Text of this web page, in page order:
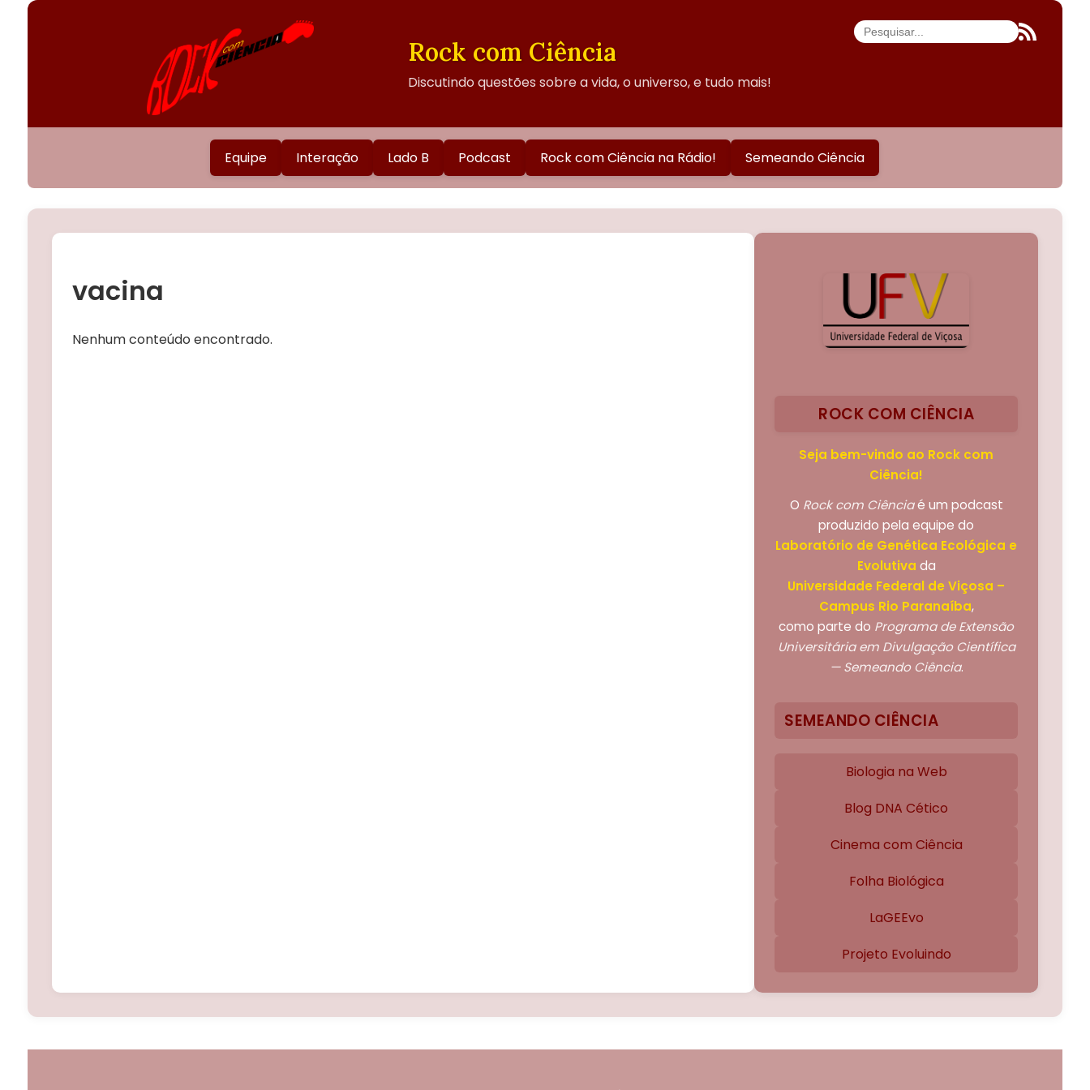
Rock com Ciência
Discutindo questões sobre a vida, o universo, e tudo mais!
Equipe Interação Lado B Podcast Rock com Ciência na Rádio! Semeando Ciência
vacina
Nenhum conteúdo encontrado.
ROCK COM CIÊNCIA
Seja bem-vindo ao Rock com
Ciência!
O Rock com Ciênciaé um podcast
produzido pela equipe do
Laboratório de Genética Ecológica e
Evolutiva da
Universidade Federal de Viçosa –
Campus Rio Paranaíba,
como parte do Programa de Extensão
Universitária em Divulgação Científica
— Semeando Ciência.
SEMEANDO CIÊNCIA
Biologia na Web
Blog DNA Cético
Cinema com Ciência
Folha Biológica
LaGEEvo
Projeto Evoluindo